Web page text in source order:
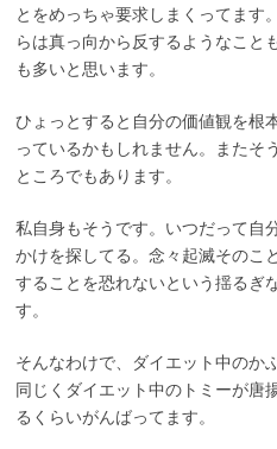
とをめっちゃ要求しまくってます
らは真っ向から反するようなこと
も多いと思います。
ひょっとすると自分の価値観を根
っているかもしれません。またそ
ところでもあります。
私自身もそうです。いつだって自
かけを探してる。念々起滅そのこ
することを恐れないという揺るぎ
す。
そんなわけで、ダイエット中のか
同じくダイエット中のトミーが唐
るくらいがんばってます。